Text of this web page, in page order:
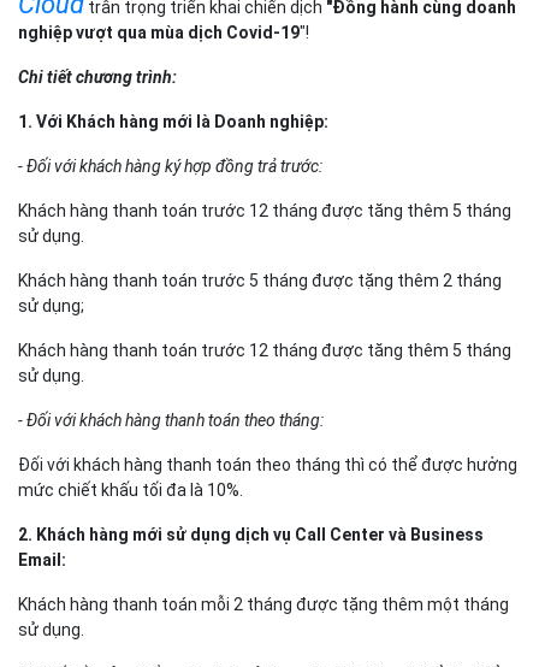
gây ảnh hưởng lớn đến tình hình kinh doanh của doanh nghiệp.
Tuy nhiên, vẫn tiếp tục kinh doanh, duy trì hoạt động bằng cách
hoạt tức thời theo nhu cầu thực tế từ các giải pháp đám mây,
được xem là yếu tố then chốt để doanh nghiệp đứng vững trước
tâm bão, và sẵn sàng chuyển mình khi nguy cơ qua đi.
Tiếp tục đồng hành, hỗ trợ doanh nghiệp trong giai đoạn khó
khăn, giúp doanh nghiệp chủ động kế hoạch kinh doanh và nhanh
chóng thích nghi với những biến động của thị trường,
nghiệp vượt qua mùa dịch Covid-19"!
1. Với Khách hàng mới là Doanh nghiệp:
- Đối với khách hàng ký hợp đồng trả trước:
Khách hàng thanh toán trước 12 tháng được tăng thêm 5 tháng
sử dụng.
Khách hàng thanh toán trước 5 tháng được tặng thêm 2 tháng
sử dụng;
Khách hàng thanh toán trước 12 tháng được tăng thêm 5 tháng
sử dụng.